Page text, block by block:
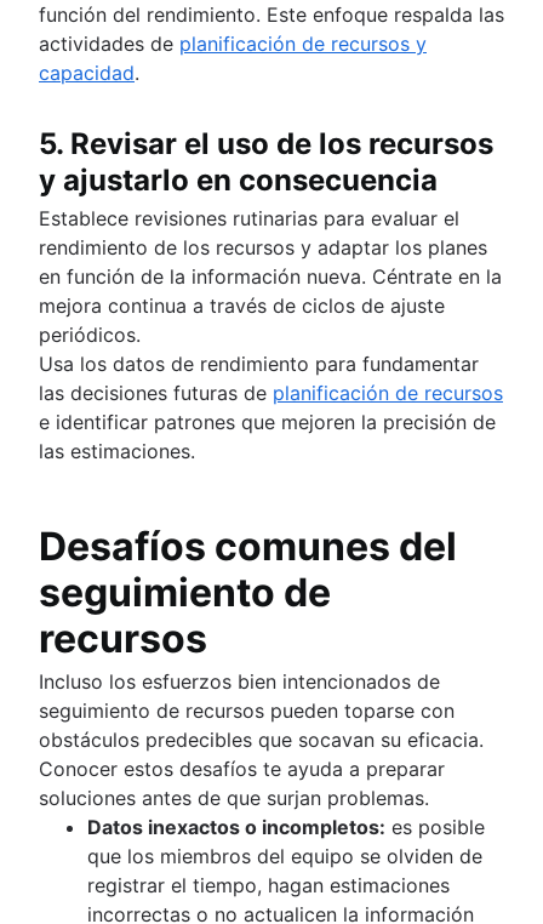
función del rendimiento. Este enfoque respalda las
actividades de planificación de recursos y
capacidad.
5. Revisar el uso de los recursos
y ajustarlo en consecuencia
Establece revisiones rutinarias para evaluar el
rendimiento de los recursos y adaptar los planes
en función de la información nueva. Céntrate en la
mejora continua a través de ciclos de ajuste
periódicos.
Usa los datos de rendimiento para fundamentar
las decisiones futuras de planificación de recursos
e identificar patrones que mejoren la precisión de
las estimaciones.
Desafíos comunes del
seguimiento de
recursos
Incluso los esfuerzos bien intencionados de
seguimiento de recursos pueden toparse con
obstáculos predecibles que socavan su eficacia.
Conocer estos desafíos te ayuda a preparar
soluciones antes de que surjan problemas.
Datos inexactos o incompletos: es posible
que los miembros del equipo se olviden de
registrar el tiempo, hagan estimaciones
incorrectas o no actualicen la información